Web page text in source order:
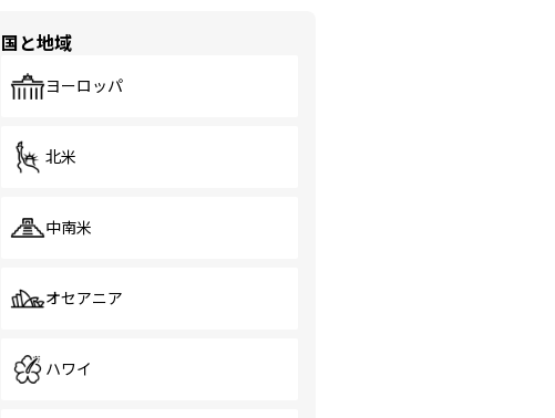
国と地域
ヨーロッパ
北米
中南米
オセアニア
ハワイ